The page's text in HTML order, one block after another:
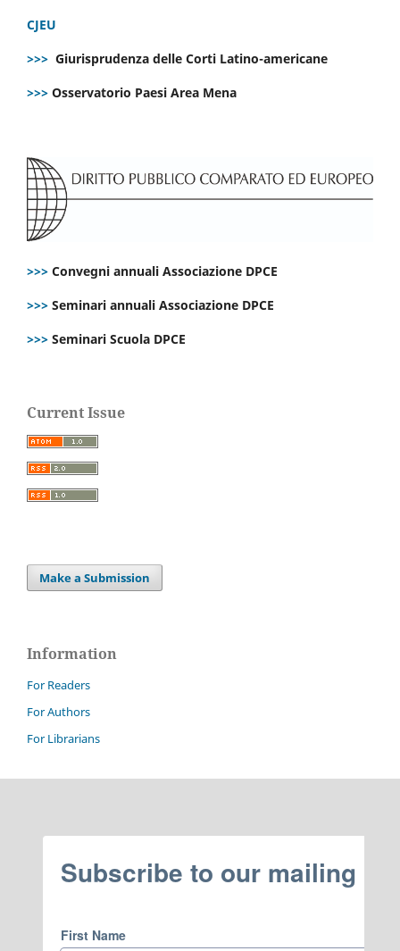
CJEU
>>> Giurisprudenza delle Corti Latino-americane
>>> Osservatorio Paesi Area Mena
>>> Convegni annuali Associazione DPCE
>>> Seminari annuali Associazione DPCE
>>> Seminari Scuola DPCE
Current Issue
Make a Submission
Information
For Readers
For Authors
For Librarians